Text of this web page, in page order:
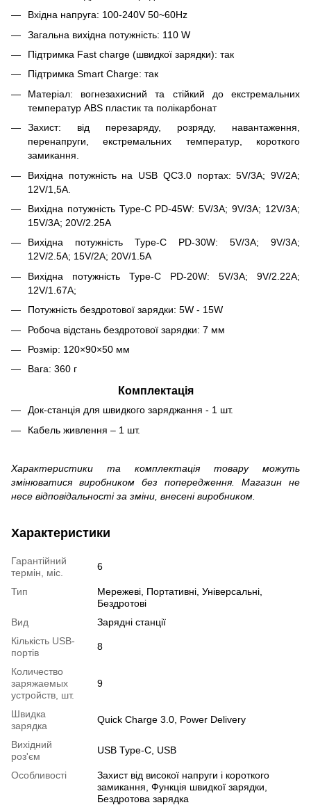
Вхідна напруга: 100-240V 50~60Hz
Загальна вихідна потужність: 110 W
Підтримка Fast charge (швидкої зарядки): так
Підтримка Smart Charge: так
Матеріал: вогнезахисний та стійкий до екстремальних
температур ABS пластик та полікарбонат
Захист: від перезаряду, розряду, навантаження,
перенапруги, екстремальних температур, короткого
замикання.
Вихідна потужність на USB QC3.0 портах: 5V/3A; 9V/2A;
12V/1,5A.
Вихідна потужність Type-C PD-45W: 5V/3A; 9V/3A; 12V/3A;
15V/3A; 20V/2.25A
Вихідна потужність Type-C PD-30W: 5V/3A; 9V/3A;
12V/2.5A; 15V/2A; 20V/1.5A
Вихідна потужність Type-C PD-20W: 5V/3A; 9V/2.22A;
12V/1.67A;
Потужність бездротової зарядки: 5W - 15W
Робоча відстань бездротової зарядки: 7 мм
Розмір: 120×90×50 мм
Вага: 360 г
Комплектація
Док-станція для швидкого заряджання - 1 шт.
Кабель живлення – 1 шт.
Характеристики та комплектація товару можуть
змінюватися виробником без попередження. Магазин не
несе відповідальності за зміни, внесені виробником.
Характеристики
Гарантійний
термін, міс.
6
Тип
Мережеві, Портативні, Універсальні,
Бездротові
Вид
Зарядні станції
Кількість USB-
портів
8
Количество
заряжаемых
устройств, шт.
9
Швидка
зарядка
Quick Charge 3.0, Power Delivery
Вихідний
роз'єм
USB Type-C, USB
Особливості
Захист від високої напруги і короткого
замикання, Функція швидкої зарядки,
Бездротова зарядка